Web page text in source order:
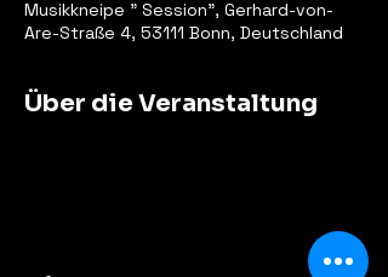
Musikkneipe " Session", Gerhard-von-
Are-Straße 4, 53111 Bonn, Deutschland
Über die Veranstaltung